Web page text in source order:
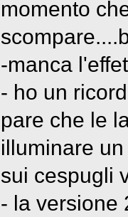
momento
-manca
- ho un
pare che le
illuminare
sui cespugli
- la versione